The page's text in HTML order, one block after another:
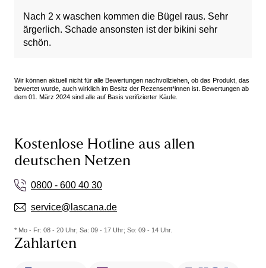
Nach 2 x waschen kommen die Bügel raus. Sehr
ärgerlich. Schade ansonsten ist der bikini sehr
schön.
Wir können aktuell nicht für alle Bewertungen nachvollziehen, ob das Produkt, das
bewertet wurde, auch wirklich im Besitz der Rezensent*innen ist. Bewertungen ab
dem 01. März 2024 sind alle auf Basis verifizierter Käufe.
Kostenlose Hotline aus allen
deutschen Netzen
0800 - 600 40 30
service@lascana.de
* Mo - Fr: 08 - 20 Uhr; Sa: 09 - 17 Uhr; So: 09 - 14 Uhr.
Zahlarten